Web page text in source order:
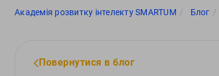
Академія розвитку інтелекту SMARTUM Блог
Повернутися в блог